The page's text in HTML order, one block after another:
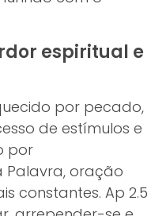
espiritual e
por pecado,
de estímulos e
por
Palavra, oração
constantes. Ap 2.5